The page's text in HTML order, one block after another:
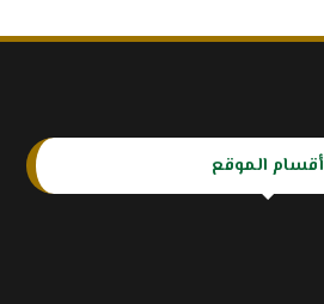
أقسام الموقع